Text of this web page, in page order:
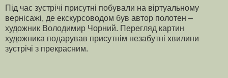
Під час зустрічі присутні побували на віртуальному
вернісажі, де екскурсоводом був автор полотен –
художник Володимир Чорний. Перегляд картин
художника подарував присутнім незабутні хвилини
зустрічі з прекрасним.